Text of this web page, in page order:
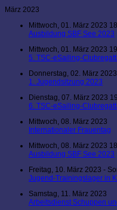
März 2023
Mittwoch, 01. März 2023
Ausbildung SBF See 2023
Mittwoch, 01. März 2023
5. TSC-eSailing-
Donnerstag, 02. März
1. Jugendsitzung 2023
Dienstag, 07. März 2023
6. TSC-eSailing-
Mittwoch, 08. März 2023
Internationaler Frauentag
Mittwoch, 08. März 2023
Ausbildung SBF See 2023
Freitag, 10. März 2023 -
Jugend-Trainingslager in
Samstag, 11. März 2023
Arbeitsdienst Schuppen